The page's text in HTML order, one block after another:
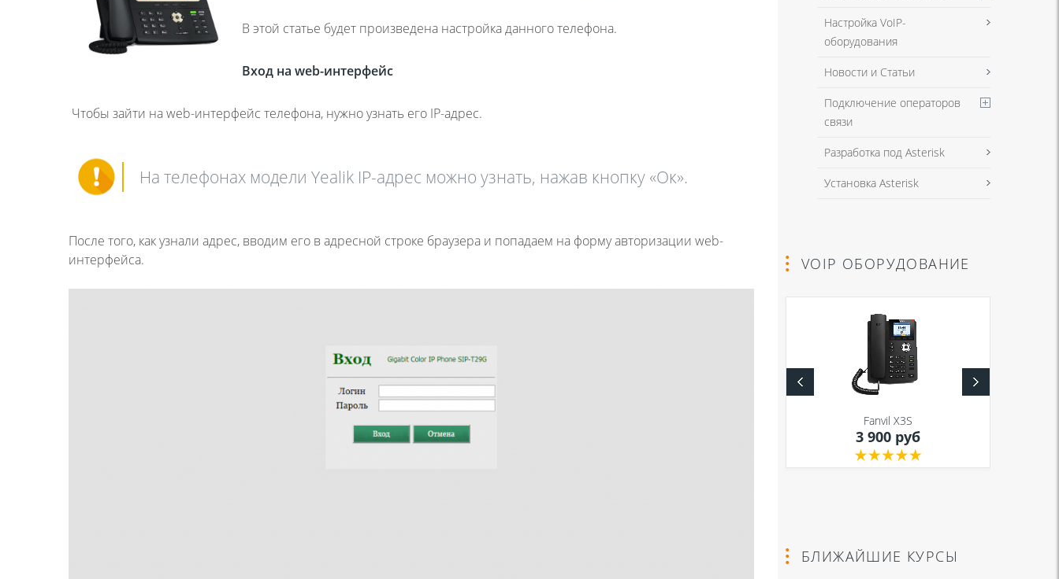
В этой статье будет произведена настройка данного телефона.
Вход на web-интерфейс
Чтобы зайти на web-интерфейс телефона, нужно узнать его IP-адрес.
На телефонах модели Yealik IP-адрес можно узнать, нажав кнопку «Ок».
После того, как узнали адрес, вводим его в адресной строке браузера и попадаем на форму авторизации web-
интерфейса.
Настройка VoIP-
оборудования
Новости и Статьи
Подключение операторов
связи
Разработка под Asterisk
Установка Asterisk
VOIP ОБОРУДОВАНИЕ
Fanvil X3S
3 900 руб
БЛИЖАЙШИЕ КУРСЫ